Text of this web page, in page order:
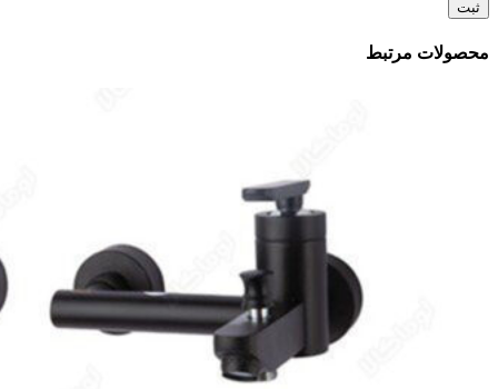
محصولات مرتبط